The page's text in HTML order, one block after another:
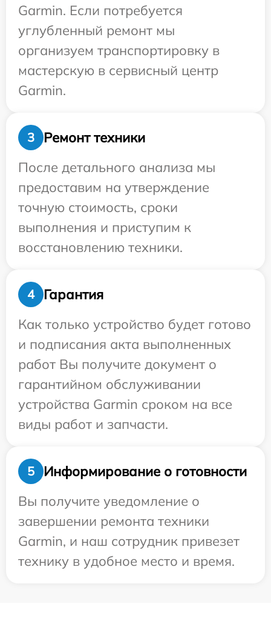
Garmin. Если потребуется
углубленный ремонт мы
организуем транспортировку в
мастерскую в сервисный центр
Garmin.
3
Ремонт техники
После детального анализа мы
предоставим на утверждение
точную стоимость, сроки
выполнения и приступим к
восстановлению техники.
4
Гарантия
Как только устройство будет готово
и подписания акта выполненных
работ Вы получите документ о
гарантийном обслуживании
устройства Garmin сроком на все
виды работ и запчасти.
5
Информирование о готовности
Вы получите уведомление о
завершении ремонта техники
Garmin, и наш сотрудник привезет
технику в удобное место и время.